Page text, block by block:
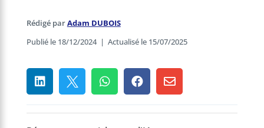
Rédigé parAdam DUBOIS
Publié le 18/12/2024| Actualisé le 15/07/2025
    